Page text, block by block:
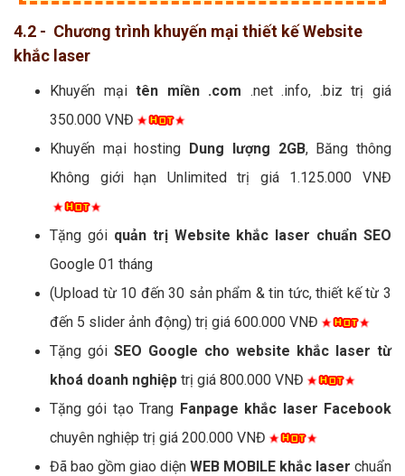
4.2 - Chương trình khuyến mại thiết kế Website
khắc laser
Khuyến mạitên miền .com .net .info, .biz trị giá
350.000 VNĐ
Khuyến mại hosting Dung lượng 2GB, Băng thông
Không giới hạn Unlimited trị giá 1.125.000 VNĐ
Tặng gói quản trị Website khắc laser chuẩn SEO
Google 01 tháng
(Upload từ 10 đến 30 sản phẩm & tin tức, thiết kế từ 3
đến 5 slider ảnh động) trị giá 600.000 VNĐ
Tặng gói SEO Google cho website khắc laser từ
khoá doanh nghiệp trị giá 800.000 VNĐ
Tặng gói tạo Trang Fanpage khắc laser Facebook
chuyên nghiệp trị giá 200.000 VNĐ
Đã bao gồm giao diện WEB MOBILE khắc laser chuẩn